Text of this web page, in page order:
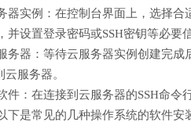
器实例：在控制台界面上，选择合
并设置登录密码或SSH密钥等必要
务器：等待云服务器实例创建完成
服务器。
件：在连接到云服务器的SSH命令
下是常见的几种操作系统的软件安